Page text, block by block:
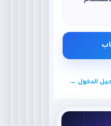
الدخول →